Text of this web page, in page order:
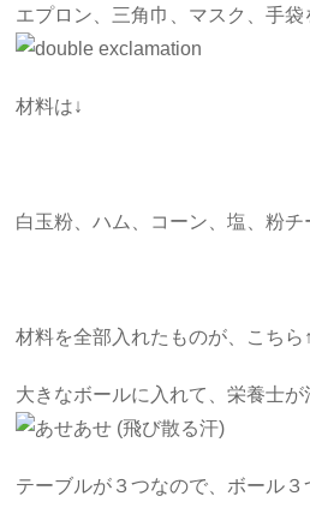
エプロン、三角巾、マスク、手袋
材料は↓
白玉粉、ハム、コーン、塩、粉チ
材料を全部入れたものが、こちら↑
大きなボールに入れて、栄養士が
テーブルが３つなので、ボール３